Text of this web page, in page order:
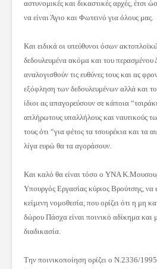
αστυνομικές και δικαστικές αρχές, έτσι
να είναι Άγιο και Φωτεινό για όλους μας.
Και ειδικά οι υπεύθυνοι όσων
δεδουλευμένα ακόμα και του
αναλογισθούν τις ευθύνες τους και ας
εξόφληση των δεδουλευμένων αλλά και
ίδιοι ας απαγορεύσουν σε κάποια
απλήρωτους υπαλλήλους και ναυτικούς
τους ότι “για φέτος τα τσουρέκια και τα
λίγα ευρώ θα τα αγοράσουν.
Και καλό θα είναι τόσο ο ΥΝΑ
Υπουργός Εργασίας κύριος Βρούτσης, να
κείμενη νομοθεσία, που ορίζει ότι η μη
δώρου Πάσχα είναι ποινικό αδίκημα και
διαδικασία.
Την ποινικοποίηση ορίζει ο Ν.2336/